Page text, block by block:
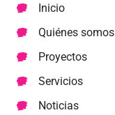
Inicio
Quiénes somos
Proyectos
Servicios
Noticias